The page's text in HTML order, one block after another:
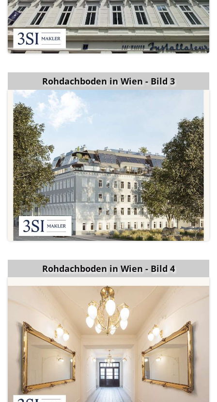
Rohdachboden in Wien - Bild 3
Rohdachboden in Wien - Bild 4